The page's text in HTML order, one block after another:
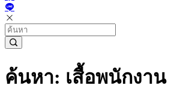
ค้นหา: เสื้อพนักงาน